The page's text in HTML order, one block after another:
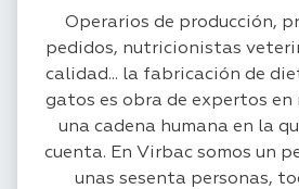
Operarios de producción,
pedidos, nutricionistas
calidad... la fabricación de
gatos es obra de expertos
una cadena humana en la
cuenta. En Virbac somos un
unas sesenta personas,